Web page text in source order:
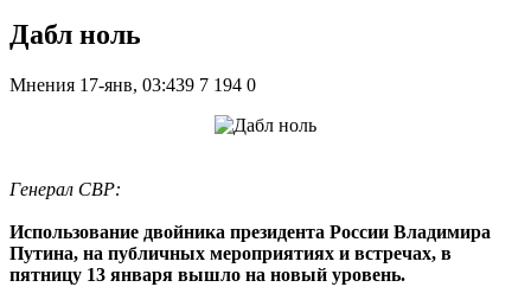
Дабл ноль
Мнения 17-янв, 03:439 7 194 0
Генерал СВР:
Использование двойника президента России Владимира
Путина, на публичных мероприятиях и встречах, в
пятницу 13 января вышло на новый уровень.